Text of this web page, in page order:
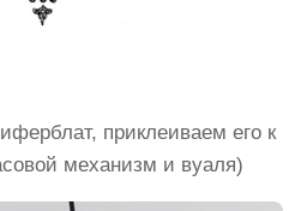
приклеиваем его к
механизм и вуаля)